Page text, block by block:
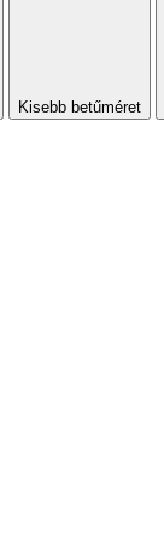
Kisebb betűméret